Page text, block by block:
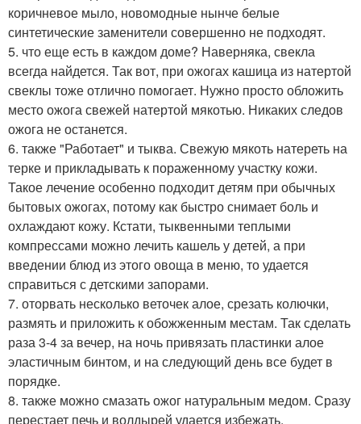
коричневое мыло, новомодные нынче белые
синтетические заменители совершенно не подходят.
5. что еще есть в каждом доме? Наверняка, свекла
всегда найдется. Так вот, при ожогах кашица из натертой
свеклы тоже отлично помогает. Нужно просто обложить
место ожога свежей натертой мякотью. Никаких следов
ожога не останется.
6. также "Работает" и тыква. Свежую мякоть натереть на
терке и прикладывать к пораженному участку кожи.
Такое лечение особенно подходит детям при обычных
бытовых ожогах, потому как быстро снимает боль и
охлаждают кожу. Кстати, тыквенными теплыми
компрессами можно лечить кашель у детей, а при
введении блюд из этого овоща в меню, то удается
справиться с детскими запорами.
7. оторвать несколько веточек алое, срезать колючки,
размять и приложить к обожженным местам. Так сделать
раза 3-4 за вечер, на ночь привязать пластинки алое
эластичным бинтом, и на следующий день все будет в
порядке.
8. также можно смазать ожог натуральным медом. Сразу
перестает печь и волдырей удается избежать.